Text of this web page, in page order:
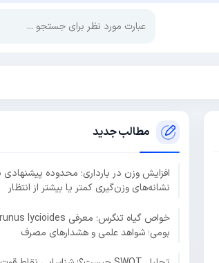
مطالب جدید
نشانه‌های وزن‌گیری کمتر یا بیشتر از انتظار
بومی؛ شواهد علمی و هشدارهای مصرف